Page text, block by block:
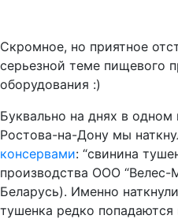
Скромное, но приятное
серьезной теме пищевого
оборудования :)
Буквально на днях в одном
Ростова-на-Дону мы
консервами: “свинина
производства ООО “Велес-
Беларусь). Именно
тушенка редко